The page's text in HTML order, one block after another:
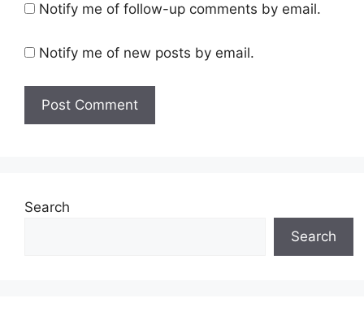
Notify me of follow-up comments by email.
Notify me of new posts by email.
Search
Search